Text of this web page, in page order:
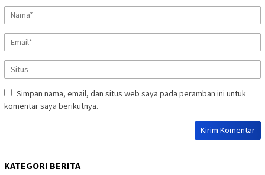
Simpan nama, email, dan situs web saya pada peramban ini untuk
komentar saya berikutnya.
KATEGORI BERITA